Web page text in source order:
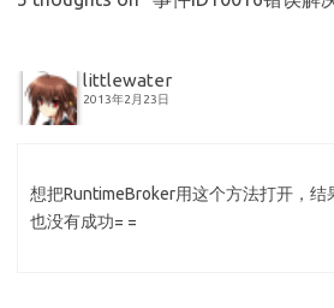
littlewater
2013年2月23日
想把RuntimeBroker用这个方法打开，结
也没有成功= =